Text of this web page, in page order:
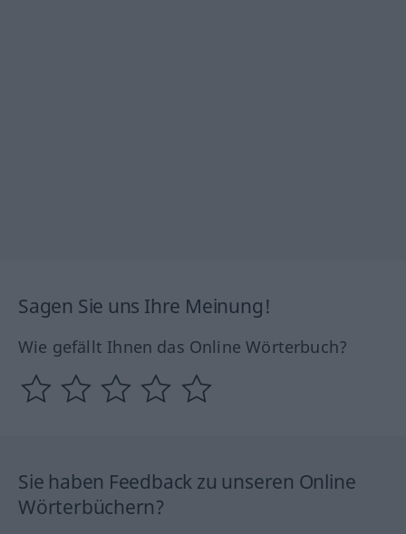
Sagen Sie uns Ihre Meinung!
Wie gefällt Ihnen das Online Wörterbuch?
Sie haben Feedback zu unseren Online
Wörterbüchern?